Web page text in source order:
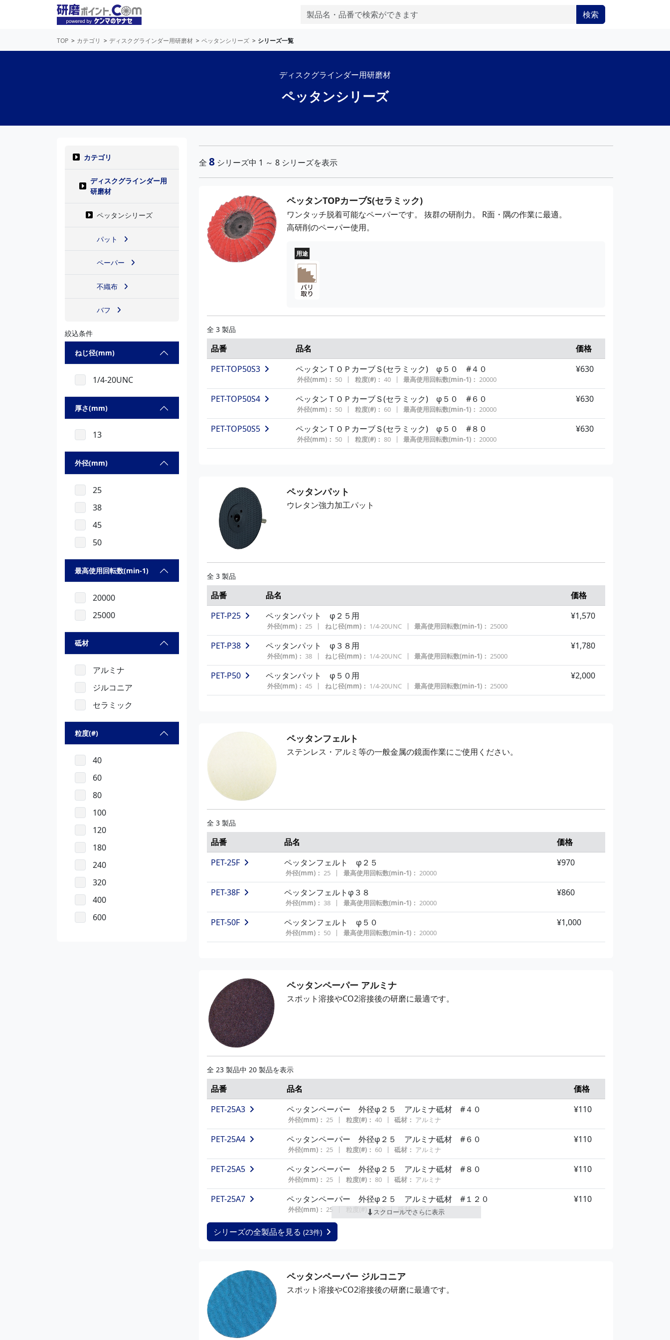
検索
TOP カテゴリ ディスクグラインダー用研磨材 ペッタンシリーズ シリーズ一覧
ディスクグラインダー用研磨材
ペッタンシリーズ
カテゴリ
ディスクグラインダー用
研磨材
ペッタンシリーズ
パット
ペーパー
不織布
バフ
絞込条件
ねじ径(mm)
1/4-20UNC
厚さ(mm)
13
外径(mm)
25
38
45
50
最高使用回転数(min-1)
20000
25000
砥材
アルミナ
ジルコニア
セラミック
粒度(#)
40
60
80
100
120
180
240
320
400
600
全 8 シリーズ中 1 ～ 8 シリーズを表示
ペッタンTOPカーブS(セラミック)
ワンタッチ脱着可能なペーパーです。 抜群の研削力。
R面・隅の作業に最適。
高研削のペーパー使用。
用途
全 3 製品
品番 品名
価格
PET-TOP50S3
ペッタンＴＯＰカーブＳ(セラミック) φ５０ #４０
外径(mm)： 50 粒度(#)： 40 最高使用回転数(min-1)： 20000
¥630
PET-TOP50S4 ペッタンＴＯＰカーブＳ(セラミック) φ５０ #６０
外径(mm)： 50 粒度(#)： 60 最高使用回転数(min-1)： 20000
¥630
PET-TOP50S5 ペッタンＴＯＰカーブＳ(セラミック) φ５０ #８０
外径(mm)： 50 粒度(#)： 80 最高使用回転数(min-1)： 20000
¥630
ペッタンパット
ウレタン強力加工パット
全 3 製品
品番 品名
価格
PET-P25
ペッタンパット φ２５用
外径(mm)： 25 ねじ径(mm)： 1/4-20UNC 最高使用回転数(min-1)： 25000
¥1,570
PET-P38 ペッタンパット φ３８用
外径(mm)： 38 ねじ径(mm)： 1/4-20UNC 最高使用回転数(min-1)： 25000
¥1,780
PET-P50 ペッタンパット φ５０用
外径(mm)： 45 ねじ径(mm)： 1/4-20UNC 最高使用回転数(min-1)： 25000
¥2,000
ペッタンフェルト
ステンレス・アルミ等の一般金属の鏡面作業にご使用ください。
全 3 製品
品番 品名
価格
PET-25F
ペッタンフェルト φ２５
外径(mm)： 25 最高使用回転数(min-1)： 20000
¥970
PET-38F ペッタンフェルトφ３８
外径(mm)： 38 最高使用回転数(min-1)： 20000
¥860
PET-50F ペッタンフェルト φ５０
外径(mm)： 50 最高使用回転数(min-1)： 20000
¥1,000
ペッタンペーパー アルミナ
スポット溶接やCO2溶接後の研磨に最適です。
全 23 製品中 20 製品を表示
品番 品名
価格
PET-25A3
ペッタンペーパー 外径φ２５ アルミナ砥材 #４０
外径(mm)： 25 粒度(#)： 40 砥材： アルミナ
¥110
PET-25A4 ペッタンペーパー 外径φ２５ アルミナ砥材 #６０
外径(mm)： 25 粒度(#)： 60 砥材： アルミナ
¥110
PET-25A5 ペッタンペーパー 外径φ２５ アルミナ砥材 #８０
外径(mm)： 25 粒度(#)： 80 砥材： アルミナ
¥110
PET-25A7 ペッタンペーパー 外径φ２５ アルミナ砥材 #１２０
外径(mm)： 25 粒度(#)： 120 砥材： アルミナ
¥110
PET-25A9 ペッタンペーパー 外径φ２５ アルミナ砥材 #１８０
外径(mm)：25
PET-25A11 ペッタンペーパー 外径φ２５ アルミナ砥材 #３２０
PET-25A12
スクロールでさらに表示
シリーズの全製品を見る (23件)
ペッタンペーパー ジルコニア
スポット溶接やCO2溶接後の研磨に最適です。